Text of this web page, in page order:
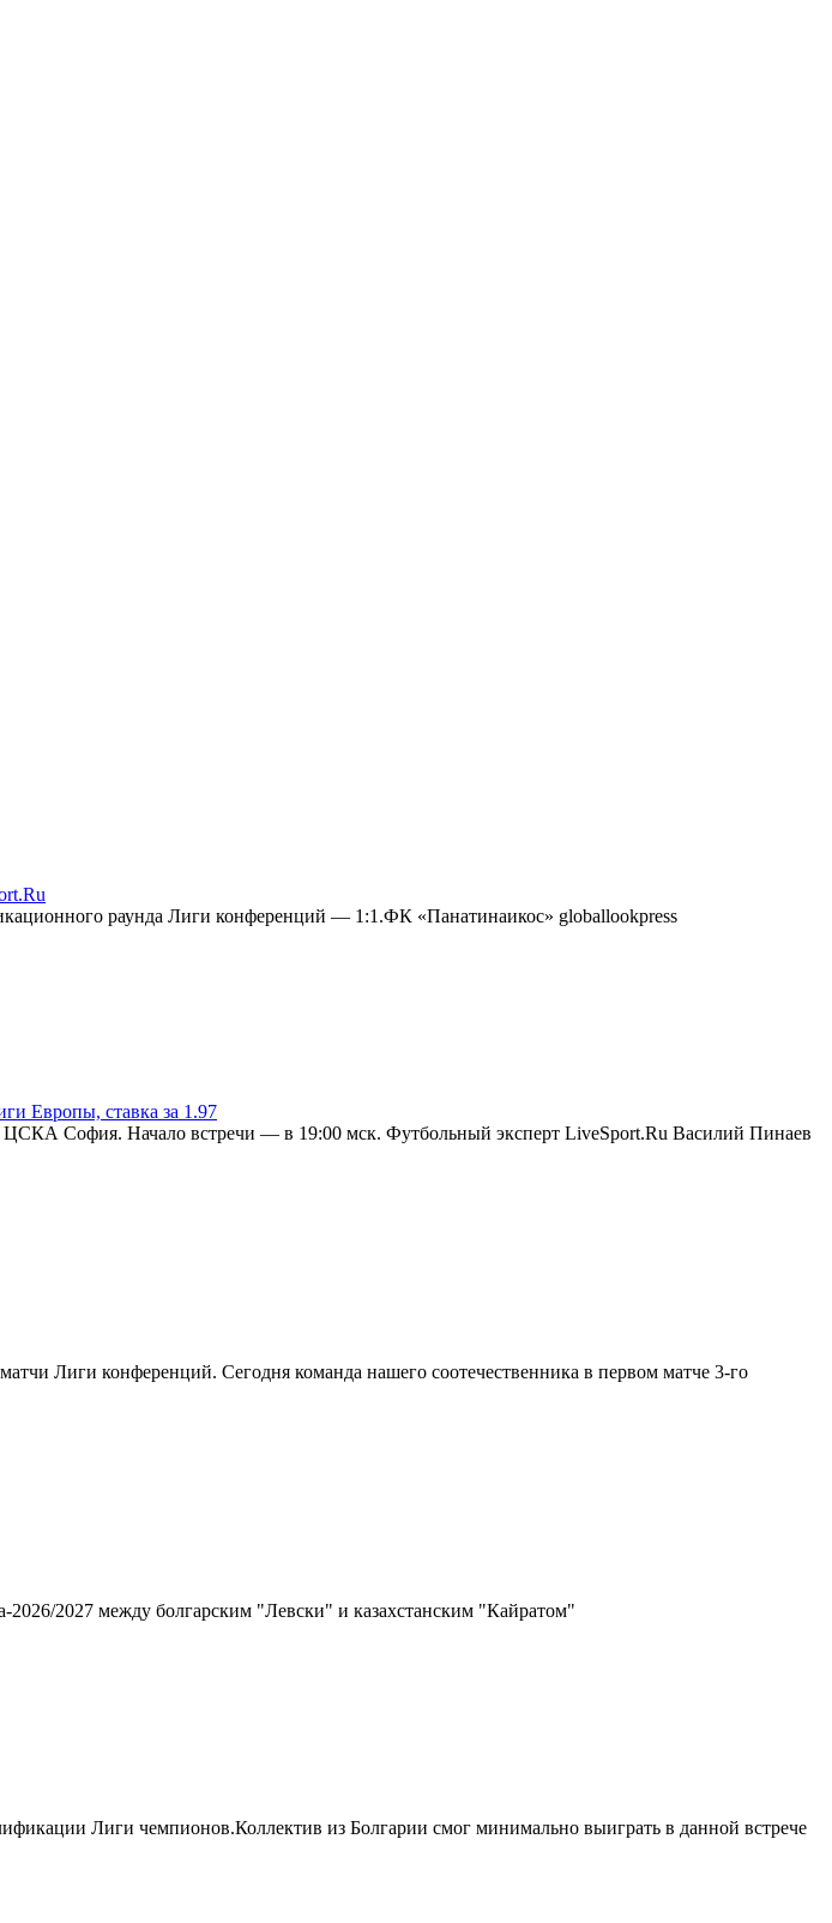
раунда Лиги конференций — 1:1.ФК «Панатинаикос» globallookpress
Европы, ставка за 1.97
София. Начало встречи — в 19:00 мск. Футбольный эксперт LiveSport.Ru Василий Пинаев
Лиги конференций. Сегодня команда нашего соотечественника в первом матче 3-го
2027 между болгарским "Левски" и казахстанским "Кайратом"
Лиги чемпионов.Коллектив из Болгарии смог минимально выиграть в данной встрече